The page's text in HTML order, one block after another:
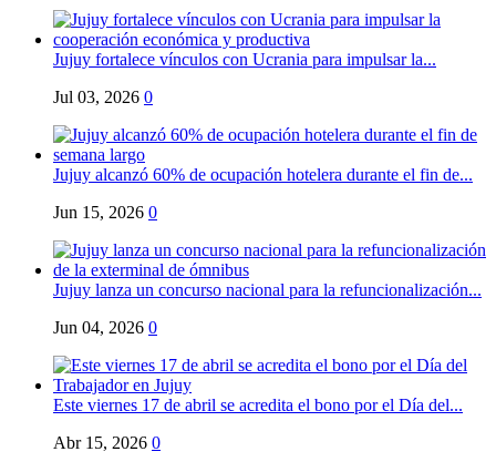
Jujuy fortalece vínculos con Ucrania para impulsar la...
Jul 03, 2026 0
Jujuy alcanzó 60% de ocupación hotelera durante el fin de...
Jun 15, 2026 0
Jujuy lanza un concurso nacional para la refuncionalización...
Jun 04, 2026 0
Este viernes 17 de abril se acredita el bono por el Día del...
Abr 15, 2026 0